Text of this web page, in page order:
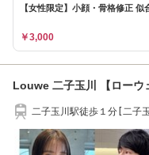
【女性限定】小顔・骨格修正
￥3,000
Louwe 二子玉川 【ローウ
二子玉川駅徒歩１分[二子